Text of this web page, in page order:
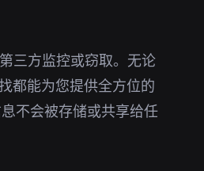
三方监控或窃取。无论
都能为您提供全方位的
不会被存储或共享给任